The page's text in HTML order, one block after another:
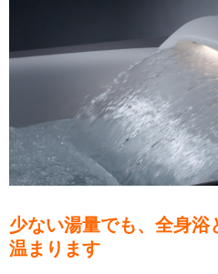
少ない湯量でも、全身浴
温まります